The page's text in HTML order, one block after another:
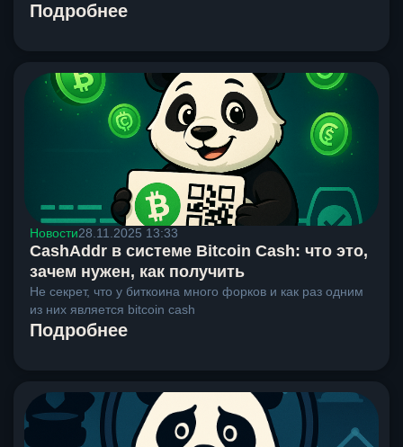
Подробнее
Новости28.11.2025 13:33
CashAddr в системе Bitcoin Cash: что это,
зачем нужен, как получить
Не секрет, что у биткоина много форков и как раз одним
из них является bitcoin cash
Подробнее